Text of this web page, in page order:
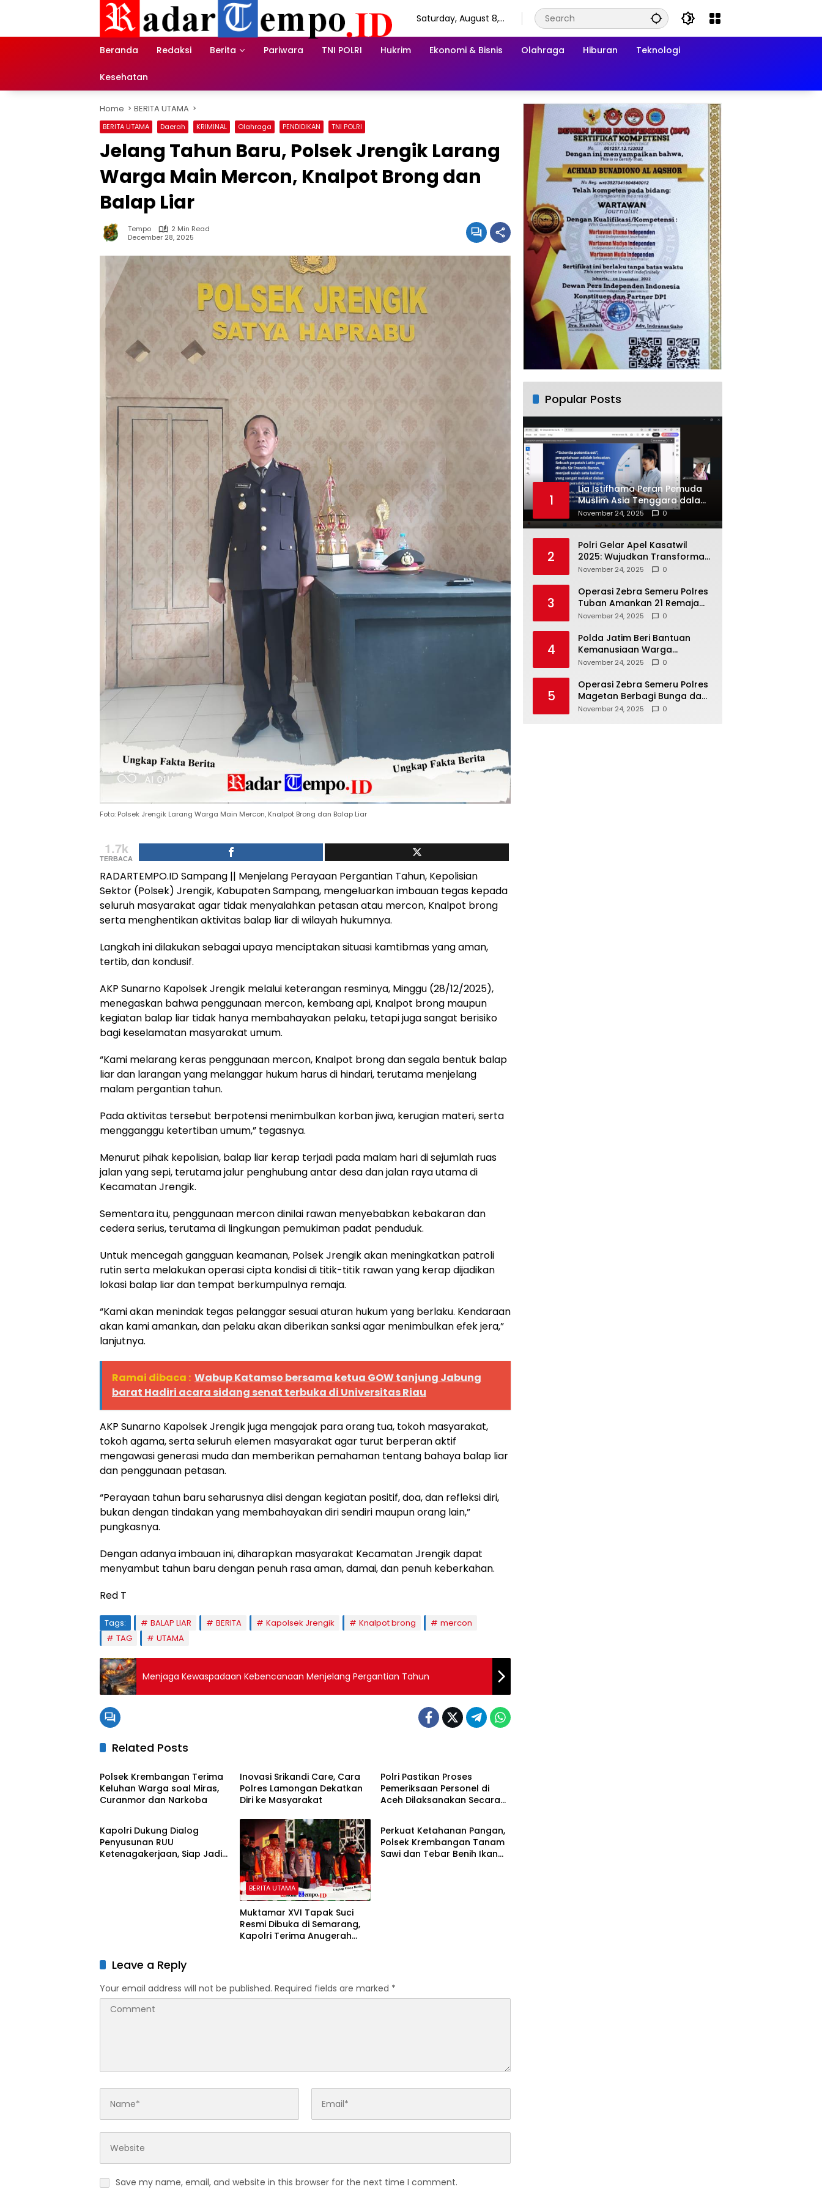
Saturday, August 8,
Beranda
Redaksi Berita Pariwara TNI POLRI Hukrim Ekonomi & Bisnis Olahraga Hiburan Teknologi
Kesehatan
Home BERITA UTAMA
BERITA UTAMA Daerah KRIMINAL Olahraga PENDIDIKAN TNI POLRI
Jelang Tahun Baru, Polsek Jrengik Larang
Warga Main Mercon, Knalpot Brong dan
Balap Liar
Tempo
2 Min Read
December 28, 2025
Foto: Polsek Jrengik Larang Warga Main Mercon, Knalpot Brong dan Balap Liar
1.7k
TERBACA
RADARTEMPO.ID Sampang || Menjelang Perayaan Pergantian Tahun, Kepolisian
Sektor (Polsek) Jrengik, Kabupaten Sampang, mengeluarkan imbauan tegas kepada
seluruh masyarakat agar tidak menyalahkan petasan atau mercon, Knalpot brong
serta menghentikan aktivitas balap liar di wilayah hukumnya.
Langkah ini dilakukan sebagai upaya menciptakan situasi kamtibmas yang aman,
tertib, dan kondusif.
AKP Sunarno Kapolsek Jrengik melalui keterangan resminya, Minggu (28/12/2025),
menegaskan bahwa penggunaan mercon, kembang api, Knalpot brong maupun
kegiatan balap liar tidak hanya membahayakan pelaku, tetapi juga sangat berisiko
bagi keselamatan masyarakat umum.
“Kami melarang keras penggunaan mercon, Knalpot brong dan segala bentuk balap
liar dan larangan yang melanggar hukum harus di hindari, terutama menjelang
malam pergantian tahun.
Pada aktivitas tersebut berpotensi menimbulkan korban jiwa, kerugian materi, serta
mengganggu ketertiban umum,” tegasnya.
Menurut pihak kepolisian, balap liar kerap terjadi pada malam hari di sejumlah ruas
jalan yang sepi, terutama jalur penghubung antar desa dan jalan raya utama di
Kecamatan Jrengik.
Sementara itu, penggunaan mercon dinilai rawan menyebabkan kebakaran dan
cedera serius, terutama di lingkungan pemukiman padat penduduk.
Untuk mencegah gangguan keamanan, Polsek Jrengik akan meningkatkan patroli
rutin serta melakukan operasi cipta kondisi di titik-titik rawan yang kerap dijadikan
lokasi balap liar dan tempat berkumpulnya remaja.
“Kami akan menindak tegas pelanggar sesuai aturan hukum yang berlaku. Kendaraan
akan kami amankan, dan pelaku akan diberikan sanksi agar menimbulkan efek jera,”
lanjutnya.
Ramai dibaca : Wabup Katamso bersama ketua GOW tanjung Jabung
barat Hadiri acara sidang senat terbuka di Universitas Riau
AKP Sunarno Kapolsek Jrengik juga mengajak para orang tua, tokoh masyarakat,
tokoh agama, serta seluruh elemen masyarakat agar turut berperan aktif
mengawasi generasi muda dan memberikan pemahaman tentang bahaya balap liar
dan penggunaan petasan.
“Perayaan tahun baru seharusnya diisi dengan kegiatan positif, doa, dan refleksi diri,
bukan dengan tindakan yang membahayakan diri sendiri maupun orang lain,”
pungkasnya.
Dengan adanya imbauan ini, diharapkan masyarakat Kecamatan Jrengik dapat
menyambut tahun baru dengan penuh rasa aman, damai, dan penuh keberkahan.
Red T
Tags: BALAP LIAR BERITA Kapolsek Jrengik Knalpot brong
mercon
TAG
UTAMA
Menjaga Kewaspadaan Kebencanaan Menjelang Pergantian Tahun
Related Posts
BERITA UTAMA
Polsek Krembangan Terima
Keluhan Warga soal Miras,
Curanmor dan Narkoba
Inovasi Srikandi Care, Cara
Polres Lamongan Dekatkan
Diri ke Masyarakat
Polri Pastikan Proses
Pemeriksaan Personel di
Aceh Dilaksanakan Secara
BERITA UTAMA
Kapolri Dukung Dialog
Penyusunan RUU
Ketenagakerjaan, Siap Jadi
BERITA UTAMA
Muktamar XVI Tapak Suci
Resmi Dibuka di Semarang,
Kapolri Terima Anugerah
BERITA UTAMA
Perkuat Ketahanan Pangan,
Polsek Krembangan Tanam
Sawi dan Tebar Benih Ikan
Leave a Reply
Your email address will not be published. Required fields are marked *
Save my name, email, and website in this browser for the next time I comment.
Popular Posts
1
Lia Istifhama Peran Pemuda
Muslim Asia Tenggara dalam
Inovasi dan Kolaborasi
Internasional
November 24, 2025 0
2
Polri Gelar Apel Kasatwil
2025: Wujudkan Transformasi
Polri yang Profesional untuk
November 24, 2025 0
3
Operasi Zebra Semeru Polres
Tuban Amankan 21 Remaja
Pelaku Balap Liar
November 24, 2025 0
4
Polda Jatim Beri Bantuan
Kemanusiaan Warga
Terdampak Erupsi Gunung
November 24, 2025 0
5
Operasi Zebra Semeru Polres
Magetan Berbagi Bunga dan
Coklat Ajak Warga Tertib
November 24, 2025 0